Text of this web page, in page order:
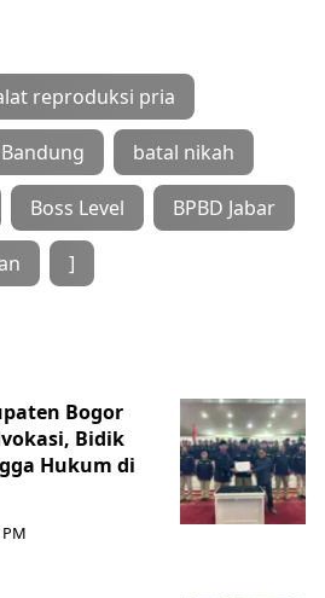
reproduksi pria
batal nikah
Boss Level BPBD Jabar
]
Bogor
Bidik
Hukum di